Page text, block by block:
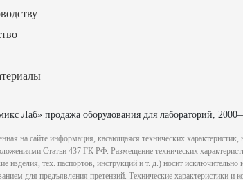
Лаб» продажа оборудования для лабораторий,
на сайте информация, касающаяся технических
Статьи 437 ГК РФ. Размещение технических
изделия, тех. паспортов, инструкций и т. д.) носит
для предъявления претензий. Технические характеристики